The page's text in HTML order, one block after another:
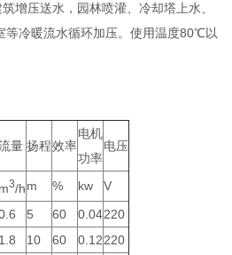
送水，园林喷灌、冷却塔上水、
室等冷暖流水循环加压。使用温度80℃以
量 扬程效率
电机
功率
电压
m3/hm % kw
V
5 60 0.04220
1.8 10 60 0.12220